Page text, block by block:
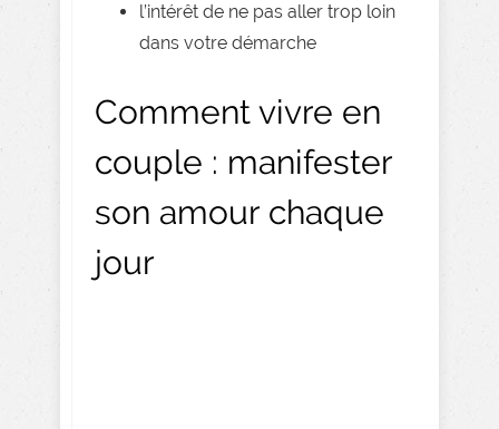
l’intérêt de ne pas aller trop loin
dans votre démarche
Comment vivre en
couple : manifester
son amour chaque
jour